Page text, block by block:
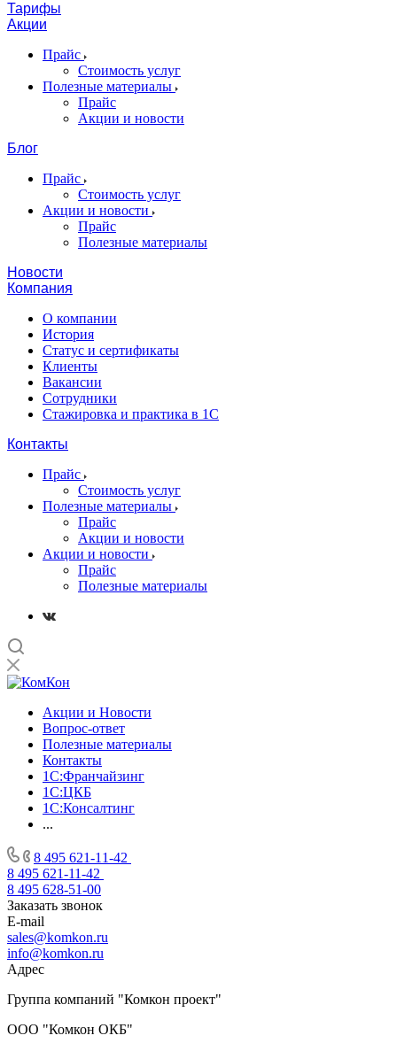
Тарифы
Акции
Прайс
Стоимость услуг
Полезные материалы
Прайс
Акции и новости
Блог
Прайс
Стоимость услуг
Акции и новости
Прайс
Полезные материалы
Новости
Компания
О компании
История
Статус и сертификаты
Клиенты
Вакансии
Сотрудники
Стажировка и практика в 1С
Контакты
Прайс
Стоимость услуг
Полезные материалы
Прайс
Акции и новости
Акции и новости
Прайс
Полезные материалы
Акции и Новости
Вопрос-ответ
Полезные материалы
Контакты
1С:Франчайзинг
1C:ЦКБ
1С:Консалтинг
...
8 495 621-11-42
8 495 621-11-42
8 495 628-51-00
Заказать звонок
E-mail
sales@komkon.ru
info@komkon.ru
Адрес
Группа компаний "Комкон проект"
ООО "Комкон ОКБ"